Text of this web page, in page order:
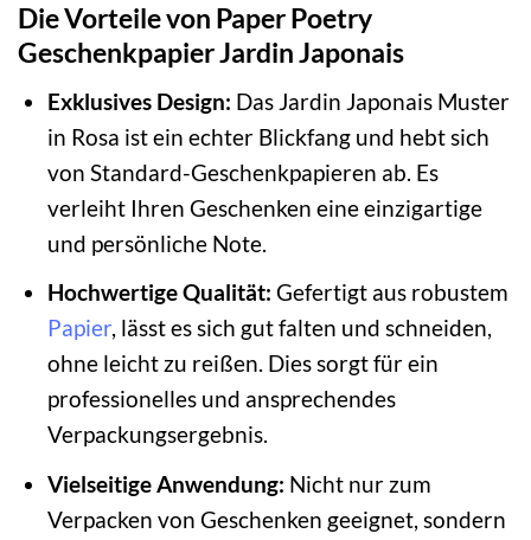
Die Vorteile von Paper Poetry
Geschenkpapier Jardin Japonais
Exklusives Design: Das Jardin Japonais Muster
in Rosa ist ein echter Blickfang und hebt sich
von Standard-Geschenkpapieren ab. Es
verleiht Ihren Geschenken eine einzigartige
und persönliche Note.
Hochwertige Qualität: Gefertigt aus robustem
Papier, lässt es sich gut falten und schneiden,
ohne leicht zu reißen. Dies sorgt für ein
professionelles und ansprechendes
Verpackungsergebnis.
Vielseitige Anwendung: Nicht nur zum
Verpacken von Geschenken geeignet, sondern